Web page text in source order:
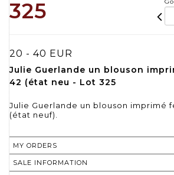
325
20 - 40 EUR
Julie Guerlande un blouson
42 (état neu - Lot 325
Julie Guerlande un blouson imprimé
(état neuf).
MY ORDERS
SALE INFORMATION